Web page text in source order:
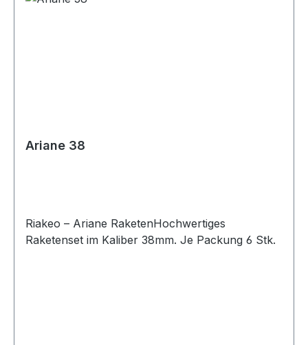
Ariane 38
Riakeo – Ariane RaketenHochwertiges
Raketenset im Kaliber 38mm. Je Packung 6 Stk.